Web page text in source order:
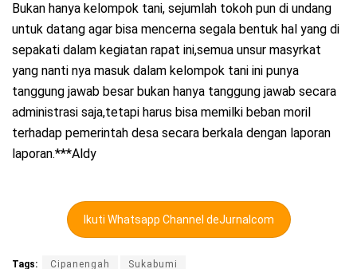
Bukan hanya kelompok tani, sejumlah tokoh pun di undang
untuk datang agar bisa mencerna segala bentuk hal yang di
sepakati dalam kegiatan rapat ini,semua unsur masyrkat
yang nanti nya masuk dalam kelompok tani ini punya
tanggung jawab besar bukan hanya tanggung jawab secara
administrasi saja,tetapi harus bisa memilki beban moril
terhadap pemerintah desa secara berkala dengan laporan
laporan.***Aldy
Ikuti Whatsapp Channel deJurnalcom
Tags: Cipanengah Sukabumi